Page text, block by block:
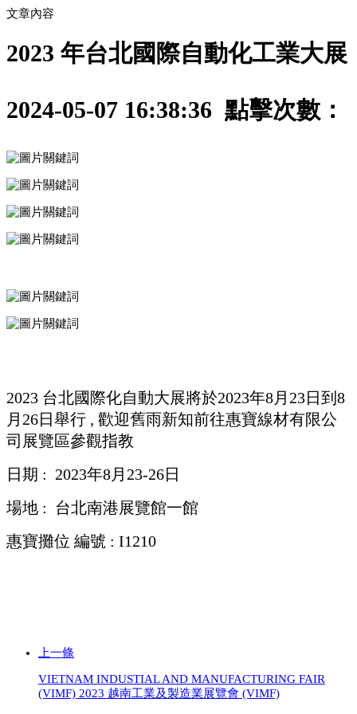
文章內容
2023 年台北國際自動化工業大展
2024-05-07 16:38:36 點擊次數：
2023 台北國際化自動大展將於2023年8月23日到8
月26日舉行 , 歡迎舊雨新知前往惠寶線材有限公
司展覽區參觀指教
日期 : 2023年8月23-26日
場地 : 台北南港展覽館一館
惠寶攤位 編號 : I1210
上一條
VIETNAM INDUSTIAL AND MANUFACTURING FAIR
(VIMF) 2023 越南工業及製造業展覽會 (VIMF)